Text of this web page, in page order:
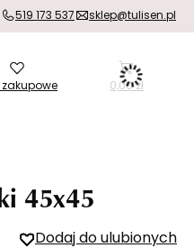
519 173 537 sklep@tulisen.pl
zakupowe 0,00 zł
45x45
Dodaj do ulubionych